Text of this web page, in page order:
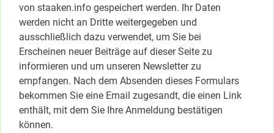
von staaken.info gespeichert werden. Ihr Daten
werden nicht an Dritte weitergegeben und
ausschließlich dazu verwendet, um Sie bei
Erscheinen neuer Beiträge auf dieser Seite zu
informieren und um unseren Newsletter zu
empfangen. Nach dem Absenden dieses Formulars
bekommen Sie eine Email zugesandt, die einen Link
enthält, mit dem Sie Ihre Anmeldung bestätigen
können.